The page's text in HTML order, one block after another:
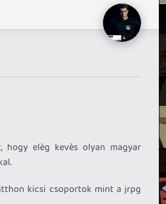
hogy elèg kevès olyan magyar
kicsi csoportok mint a jrpg